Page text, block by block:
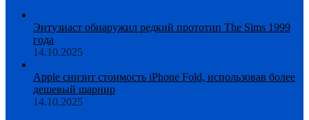
Энтузиаст обнаружил редкий прототип The Sims 1999
года
14.10.2025
Apple снизит стоимость iPhone Fold, использовав более
дешевый шарнир
14.10.2025